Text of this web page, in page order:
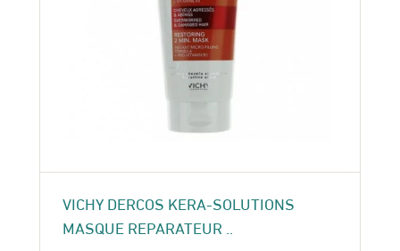
VICHY DERCOS KERA-SOLUTIONS
MASQUE REPARATEUR ..